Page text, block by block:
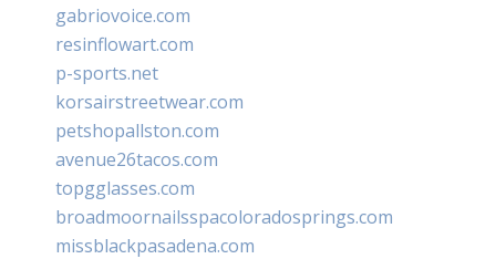
gabriovoice.com
resinflowart.com
p-sports.net
korsairstreetwear.com
petshopallston.com
avenue26tacos.com
topgglasses.com
broadmoornailsspacoloradosprings.com
missblackpasadena.com